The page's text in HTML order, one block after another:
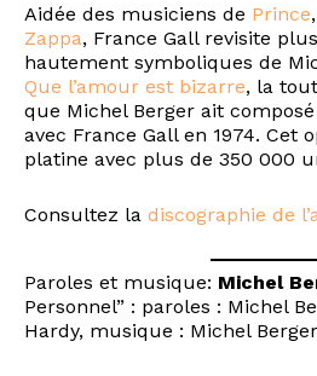
Aidée des musiciens de Prince,
Zappa, France Gall revisite
hautement symboliques de
Que l’amour est bizarre, la
que Michel Berger ait
avec France Gall en 1974. Cet
platine avec plus de 350 000
Consultez la discographie de
Paroles et musique: Michel
Personnel” : paroles : Michel
Hardy, musique : Michel